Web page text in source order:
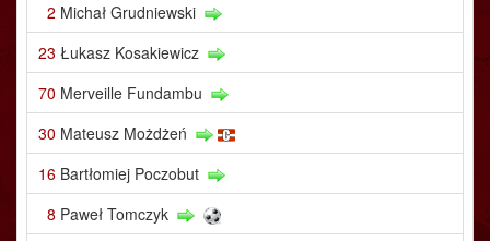
2 Michał Grudniewski
23 Łukasz Kosakiewicz
70 Merveille Fundambu
30 Mateusz Możdżeń
16 Bartłomiej Poczobut
8 Paweł Tomczyk